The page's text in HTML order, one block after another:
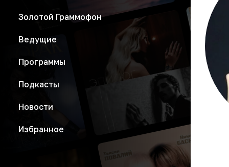
Золотой Граммофон
Ведущие
Программы
Подкасты
Новости
Избранное